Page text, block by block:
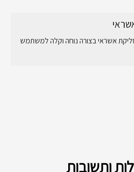
אשראי בצורה נוחה וקלה למשתמש
ותשובות